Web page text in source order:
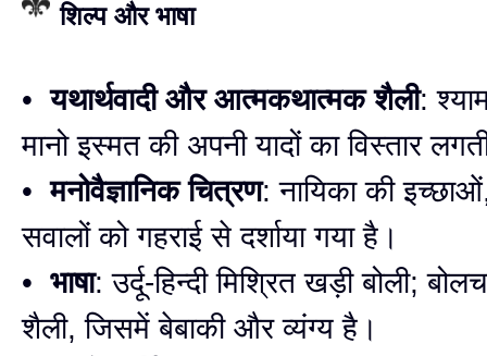
शिल्प और भाषा
•यथार्थवादी और आत्मकथात्मक शैली:
मानो इस्मत की अपनी यादों का विस्तार
•मनोवैज्ञानिक चित्रण: नायिका की
सवालों को गहराई से दर्शाया गया है।
• भाषा: उर्दू-हिन्दी मिश्रित खड़ी बोली;
शैली, जिसमें बेबाकी और व्यंग्य है।